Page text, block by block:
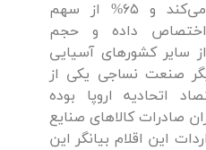
نقش بسزایی را ایفا می‌کند و 65% از سهم
داده و حجم
از سایر کشورهای آسیایی
صنعت نساجی یکی از
اتحادیه اروپا بوده
صادرات کالاهای صنایع
این اقلام بیانگر این